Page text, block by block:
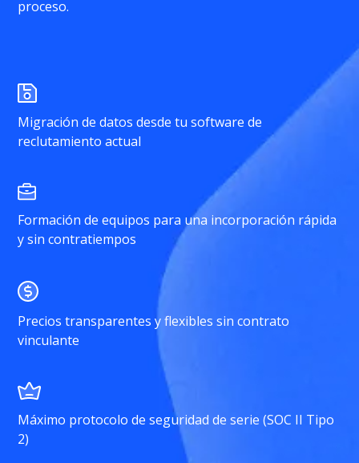
proceso.
Migración de datos desde tu software de
reclutamiento actual
Formación de equipos para una incorporación rápida
y sin contratiempos
Precios transparentes y flexibles sin contrato
vinculante
Máximo protocolo de seguridad de serie (SOC II Tipo
2)